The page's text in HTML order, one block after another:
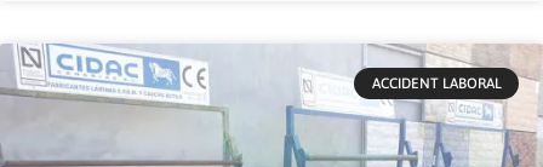
ACCIDENT LABORAL